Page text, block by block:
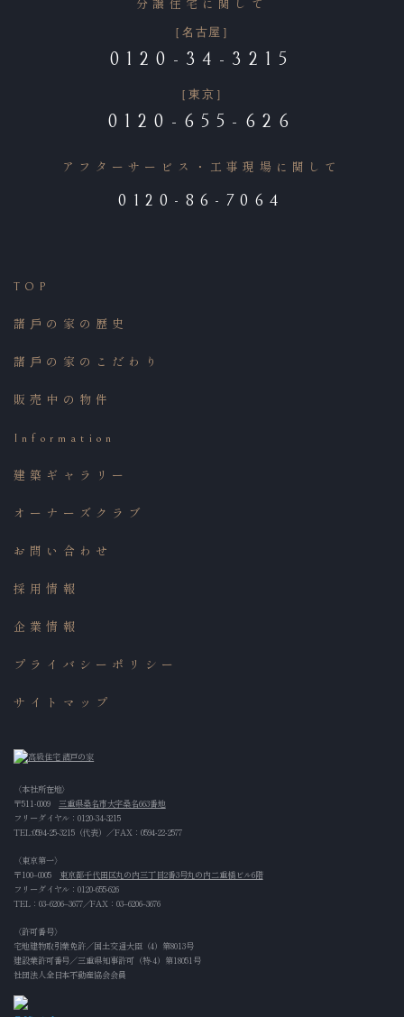
［名古屋］
0120-34-3215
［東京］
0120-655-626
アフターサービス・工事現場に関して
0120-86-7064
〈本社所在地〉
〒511-0009 三重県桑名市大字桑名663番地
フリーダイヤル：0120-34-3215
TEL:0594-25-3215（代表）／FAX：0594-22-2577
〈東京第一〉
〒100‒0005 東京都千代田区丸の内三丁目2番3号丸の内二重橋ビル6階
フリーダイヤル：0120-655-626
TEL： 03‒6206‒3677／FAX：03‒6206‒3676
〈許可番号〉
宅地建物取引業免許／国土交通大臣（4）第8013号
建設業許可番号／三重県知事許可（特-4）第18051号
社団法人全日本不動産協会会員
TOP
諸⼾の家の歴史
諸⼾の家のこだわり
販売中の物件
Information
建築ギャラリー
オーナーズクラブ
お問い合わせ
採用情報
企業情報
プライバシーポリシー
サイトマップ